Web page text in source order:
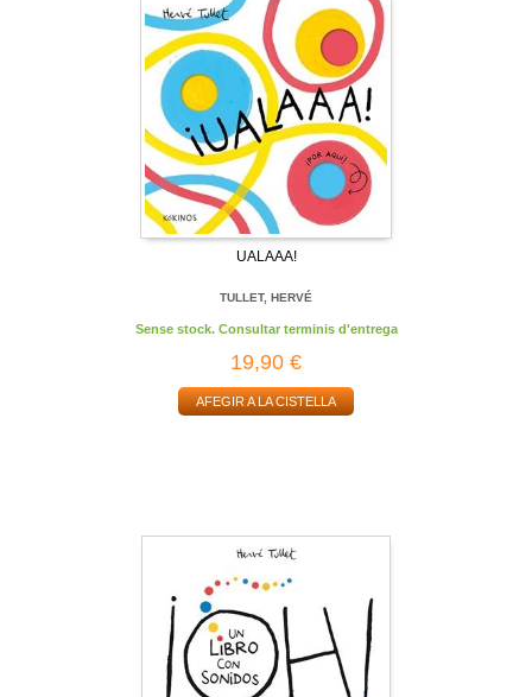
UALAAA!
TULLET, HERVÉ
Sense stock. Consultar terminis d'entrega
19,90 €
AFEGIR A LA CISTELLA